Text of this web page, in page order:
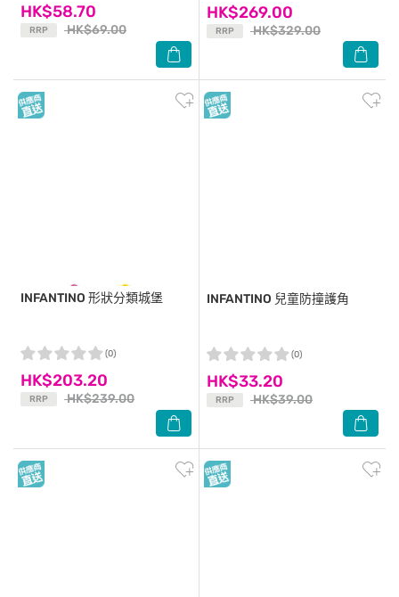
HK$58.70
RRP HK$69.00
HK$269.00
RRP HK$329.00
INFANTINO 形狀分類城堡
HK$203.20
RRP HK$239.00
(0)
INFANTINO 兒童防撞護角
HK$33.20
RRP HK$39.00
(0)